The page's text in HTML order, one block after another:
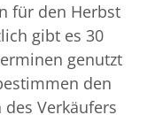
für den Herbst
gibt es 30
genutzt
den
Verkäufers